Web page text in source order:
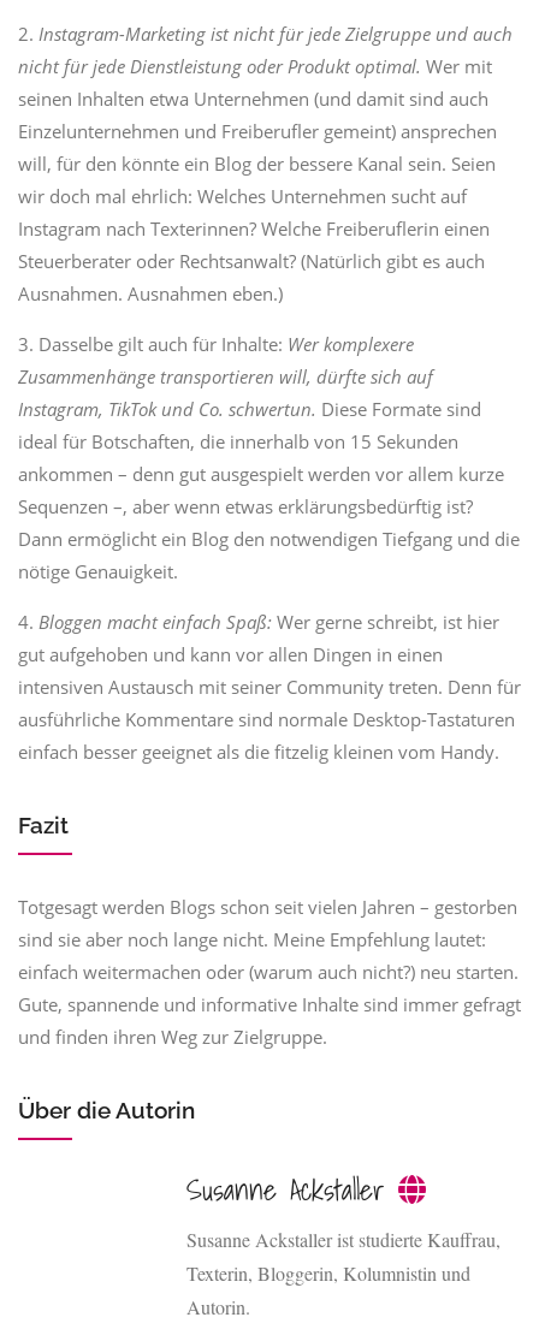
2. Instagram-Marketing ist nicht für jede Zielgruppe und auch
nicht für jede Dienstleistung oder Produkt optimal. Wer mit
seinen Inhalten etwa Unternehmen (und damit sind auch
Einzelunternehmen und Freiberufler gemeint) ansprechen
will, für den könnte ein Blog der bessere Kanal sein. Seien
wir doch mal ehrlich: Welches Unternehmen sucht auf
Instagram nach Texterinnen? Welche Freiberuflerin einen
Steuerberater oder Rechtsanwalt? (Natürlich gibt es auch
Ausnahmen. Ausnahmen eben.)
3. Dasselbe gilt auch für Inhalte: Wer komplexere
Zusammenhänge transportieren will, dürfte sich auf
Instagram, TikTok und Co. schwertun. Diese Formate sind
ideal für Botschaften, die innerhalb von 15 Sekunden
ankommen – denn gut ausgespielt werden vor allem kurze
Sequenzen –, aber wenn etwas erklärungsbedürftig ist?
Dann ermöglicht ein Blog den notwendigen Tiefgang und die
nötige Genauigkeit.
4. Bloggen macht einfach Spaß: Wer gerne schreibt, ist hier
gut aufgehoben und kann vor allen Dingen in einen
intensiven Austausch mit seiner Community treten. Denn für
ausführliche Kommentare sind normale Desktop-Tastaturen
einfach besser geeignet als die fitzelig kleinen vom Handy.
Fazit
Totgesagt werden Blogs schon seit vielen Jahren – gestorben
sind sie aber noch lange nicht. Meine Empfehlung lautet:
einfach weitermachen oder (warum auch nicht?) neu starten.
Gute, spannende und informative Inhalte sind immer gefragt
und finden ihren Weg zur Zielgruppe.
Über die Autorin
Susanne Ackstaller
Susanne Ackstaller ist studierte Kauffrau,
Texterin, Bloggerin, Kolumnistin und
Autorin.